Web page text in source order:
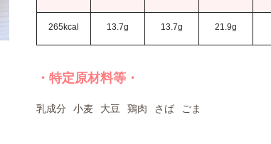
265kcal 13.7g 13.7g 21.9g
・特定原材料等・
乳成分 小麦 大豆 鶏肉 さば ごま